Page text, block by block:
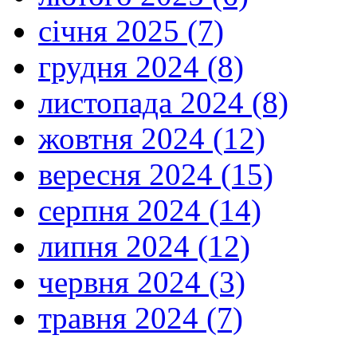
січня 2025 (7)
грудня 2024 (8)
листопада 2024 (8)
жовтня 2024 (12)
вересня 2024 (15)
серпня 2024 (14)
липня 2024 (12)
червня 2024 (3)
травня 2024 (7)